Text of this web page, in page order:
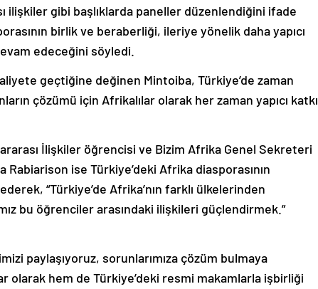
ilişkiler gibi başlıklarda paneller düzenlendiğini ifade
birlik ve beraberliği, ileriye yönelik daha yapıcı
edeceğini söyledi.
geçtiğine değinen Mintoiba, Türkiye’de zaman
çözümü için Afrikalılar olarak her zaman yapıcı katkı
İlişkiler öğrencisi ve Bizim Afrika Genel Sekreteri
Rabiarison ise Türkiye’deki Afrika diasporasının
“Türkiye’de Afrika’nın farklı ülkelerinden
bu öğrenciler arasındaki ilişkileri güçlendirmek.”
paylaşıyoruz, sorunlarımıza çözüm bulmaya
olarak hem de Türkiye’deki resmi makamlarla işbirliği